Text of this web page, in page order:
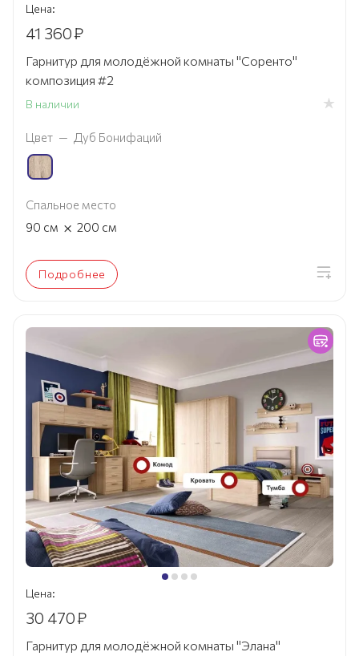
Цена:
41 360₽
Гарнитур для молодёжной комнаты "Соренто"
композиция #2
В наличии
Цвет — Дуб Бонифаций
Спальное место
90 см × 200 см
Подробнее
Цена:
30 470₽
Гарнитур для молодёжной комнаты "Элана"